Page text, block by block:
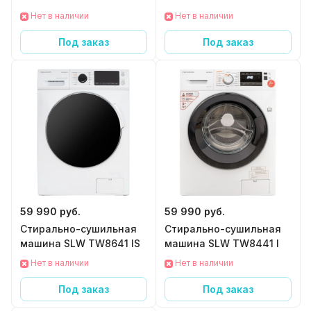
Нет в наличии
Под заказ
Нет в наличии
Под заказ
59 990 руб.
Стирально-сушильная
машина SLW TW8641 IS
Нет в наличии
Под заказ
59 990 руб.
Стирально-сушильная
машина SLW TW8441 I
Нет в наличии
Под заказ